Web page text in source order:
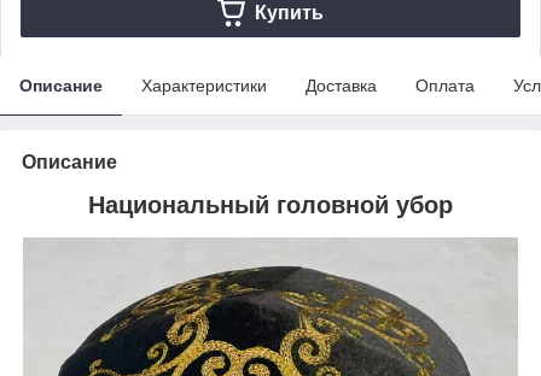
Купить
Описание Характеристики Доставка Оплата
Описание
Национальный головной убор